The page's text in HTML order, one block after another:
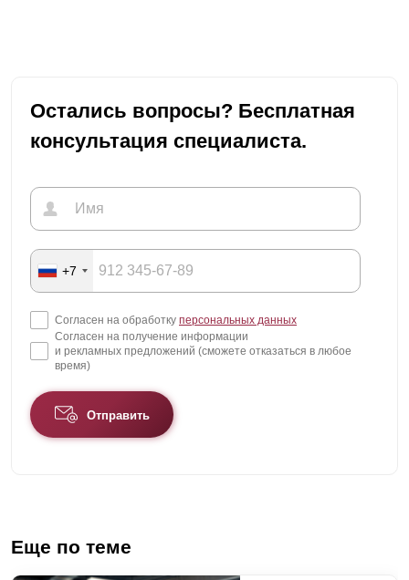
Остались вопросы? Бесплатная
консультация специалиста.
+7
Согласен на обработку персональных данных
Согласен на получение информации
и рекламных предложений (сможете отказаться в любое
время)
Отправить
Еще по теме